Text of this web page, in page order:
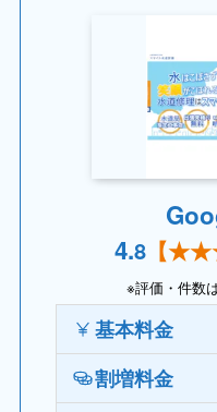
4.8 【
※評価・件数
基本料金
割増料金